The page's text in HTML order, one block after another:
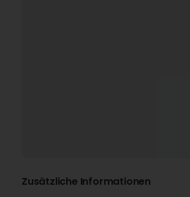
Zusätzliche Informationen